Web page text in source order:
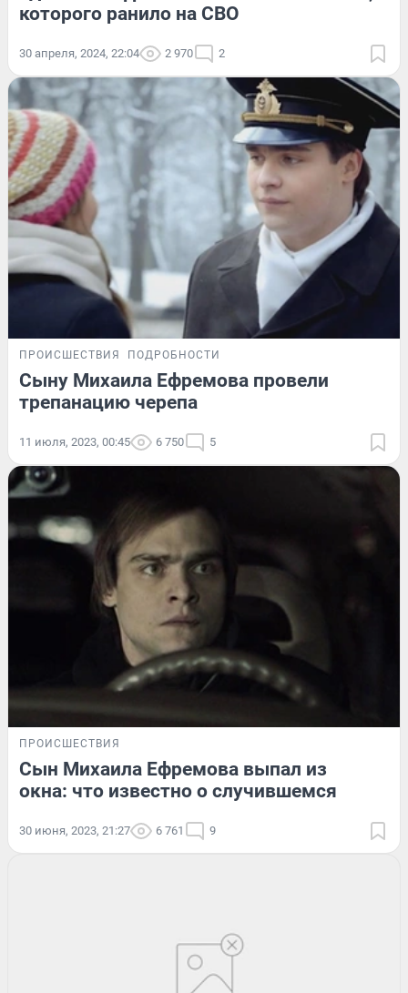
которого ранило на СВО
30 апреля, 2024, 22:04 2 970 2
ПРОИСШЕСТВИЯ ПОДРОБНОСТИ
Сыну Михаила Ефремова провели
трепанацию черепа
11 июля, 2023, 00:45 6 750 5
ПРОИСШЕСТВИЯ
Сын Михаила Ефремова выпал из
окна: что известно о случившемся
30 июня, 2023, 21:27 6 761 9